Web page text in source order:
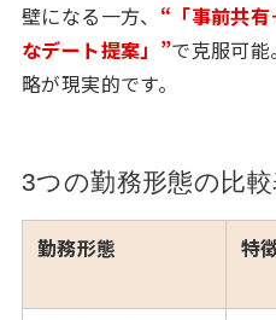
壁になる一方、 “「事前共
なデート提案」”で克服可能。
略が現実的です。
3つの勤務形態の比較
勤務形態 特